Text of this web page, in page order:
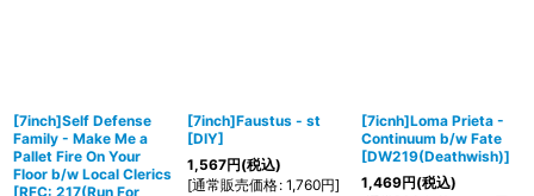
[7inch]Self Defense
Family - Make Me a
Pallet Fire On Your
Floor b/w Local Clerics
[RFC: 217(Run For
[7inch]Faustus - st
[DIY]
1,567円(税込)
[通常販売価格: 1,760円]
[7icnh]Loma Prieta -
Continuum b​/​w Fate
[DW219(Deathwish)]
1,469円(税込)